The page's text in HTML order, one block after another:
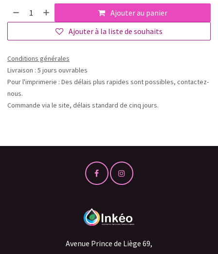
Ajouter au panier
Ajouter à la liste de souhaits
Conditions générales
Livraison : 5 jours ouvrables
Pour l'imprimerie : Des délais plus rapides sont possibles, contactez-
nous.
Commande via le site, délais standard de cinq jours.
Avenue Prince de Liège 69,